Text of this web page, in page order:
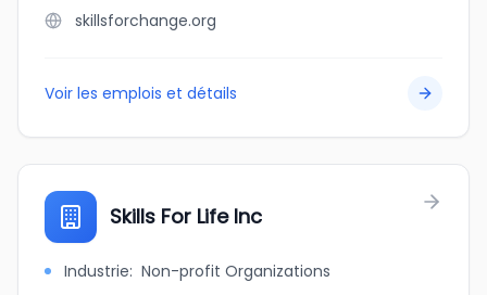
skillsforchange.org
Voir les emplois et détails
Skills For Life Inc
Industrie: Non-profit Organizations